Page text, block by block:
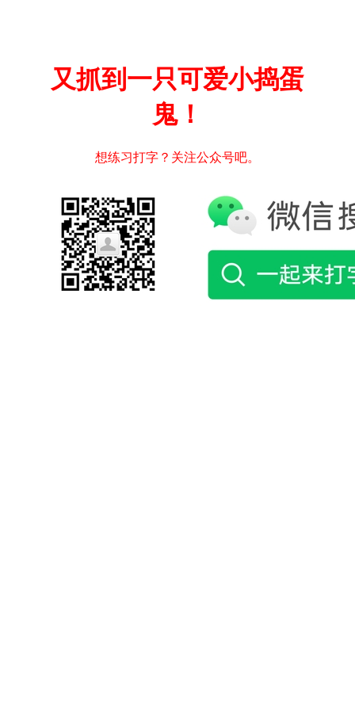
又抓到一只可爱小捣蛋
鬼！
想练习打字？关注公众号吧。